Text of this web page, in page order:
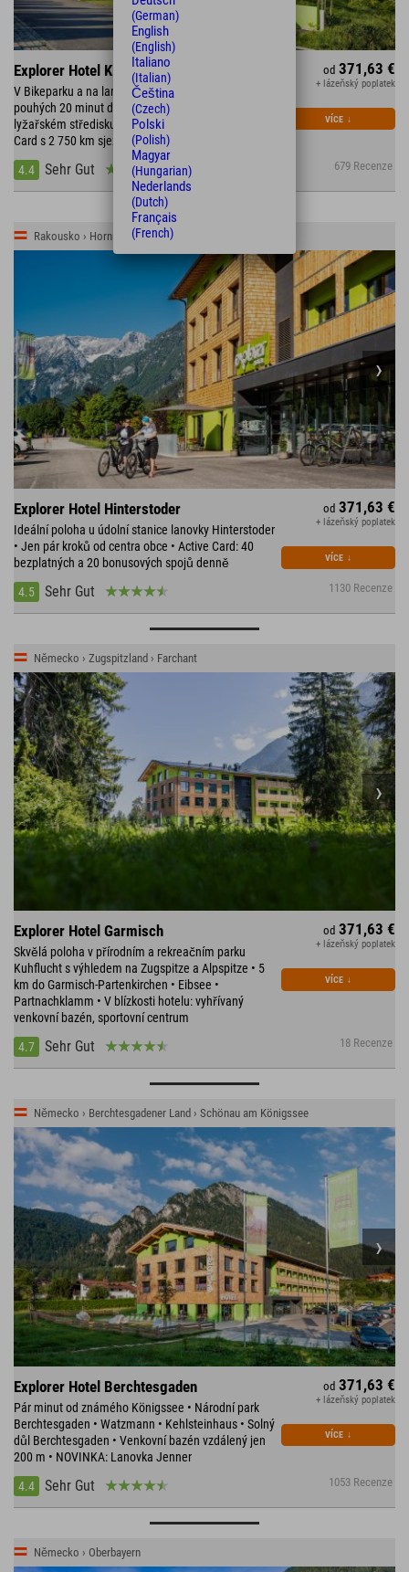
Explorer Hotel Kitzbühel
V Bikeparku a na lanovce Bergbahn St. Johann •
pouhých 20 minut do Kitzbühelu • Turistika a lezení v
lyžařském středisku Wilder Kaiser • Skipas SuperSki
Card s 2 750 km sjezdovek
4.4
Sehr Gut 679 Recenze
od 371,63 €
+ lázeňský poplatek
VÍCE ↓
Rakousko › Horní Rakousko › Stodertal
Explorer Hotel Hinterstoder
Ideální poloha u údolní stanice lanovky Hinterstoder
• Jen pár kroků od centra obce • Active Card: 40
bezplatných a 20 bonusových spojů denně
4.5
Sehr Gut 1130 Recenze
od 371,63 €
+ lázeňský poplatek
VÍCE ↓
Německo › Zugspitzland › Farchant
Explorer Hotel Garmisch
Skvělá poloha v přírodním a rekreačním parku
Kuhflucht s výhledem na Zugspitze a Alpspitze • 5
km do Garmisch-Partenkirchen • Eibsee •
Partnachklamm • V blízkosti hotelu: vyhřívaný
venkovní bazén, sportovní centrum
4.7
Sehr Gut 18 Recenze
od 371,63 €
+ lázeňský poplatek
VÍCE ↓
Německo › Berchtesgadener Land › Schönau am Königssee
Explorer Hotel Berchtesgaden
Pár minut od známého Königssee • Národní park
Berchtesgaden • Watzmann • Kehlsteinhaus • Solný
důl Berchtesgaden • Venkovní bazén vzdálený jen
200 m • NOVINKA: Lanovka Jenner
4.4
Sehr Gut 1053 Recenze
od 371,63 €
+ lázeňský poplatek
VÍCE ↓
Německo › Oberbayern
(German)
English
(English)
Italiano
(Italian)
Čeština
(Czech)
Polski
(Polish)
Magyar
(Hungarian)
Nederlands
(Dutch)
Français
(French)